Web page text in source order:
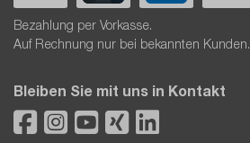
Bezahlung per Vorkasse.
Auf Rechnung nur bei bekannten Kunden.
Bleiben Sie mit uns in Kontakt